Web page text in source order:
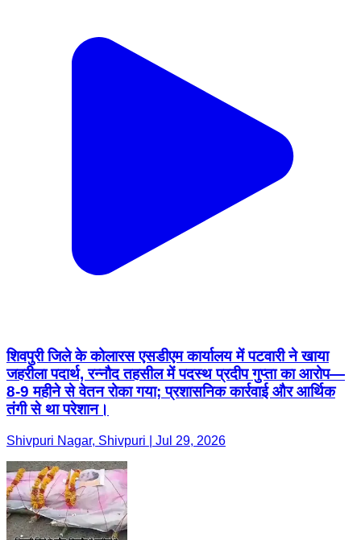
शिवपुरी जिले के कोलारस एसडीएम कार्यालय में पटवारी ने खाया
जहरीला पदार्थ, रन्नौद तहसील में पदस्थ प्रदीप गुप्ता का आरोप—
8-9 महीने से वेतन रोका गया; प्रशासनिक कार्रवाई और आर्थिक
तंगी से था परेशान।
Shivpuri Nagar, Shivpuri | Jul 29, 2026